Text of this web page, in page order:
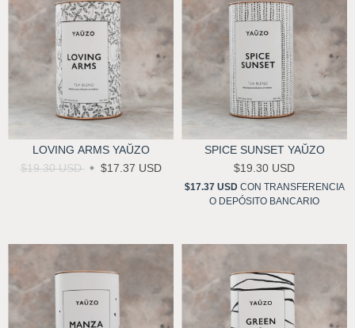
LOVING ARMS YAŬZO
$19.30 USD
$17.37 USD
SPICE SUNSET YAŬZO
$19.30 USD
$17.37 USD CON TRANSFERENCIA
O DEPÓSITO BANCARIO